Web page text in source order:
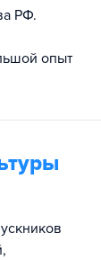
РФ.
опыт